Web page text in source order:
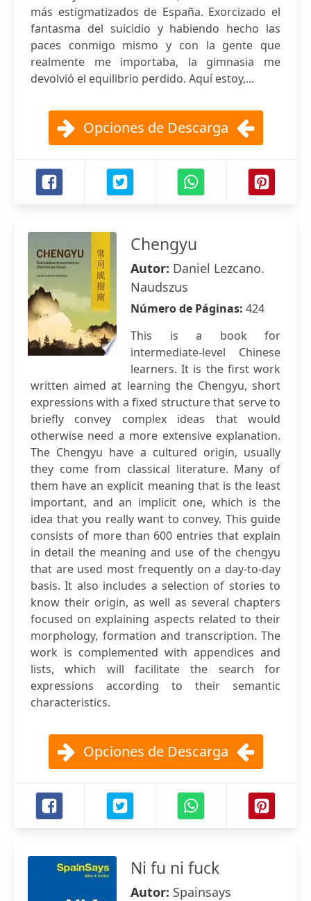
más estigmatizados de España. Exorcizado el
fantasma del suicidio y habiendo hecho las
paces conmigo mismo y con la gente que
realmente me importaba, la gimnasia me
devolvió el equilibrio perdido. Aquí estoy,...
Opciones de Descarga
Chengyu
Autor: Daniel Lezcano.
Naudszus
Número de Páginas: 424
This is a book for
intermediate-level Chinese
learners. It is the first work
written aimed at learning the Chengyu, short
expressions with a fixed structure that serve to
briefly convey complex ideas that would
otherwise need a more extensive explanation.
The Chengyu have a cultured origin, usually
they come from classical literature. Many of
them have an explicit meaning that is the least
important, and an implicit one, which is the
idea that you really want to convey. This guide
consists of more than 600 entries that explain
in detail the meaning and use of the chengyu
that are used most frequently on a day-to-day
basis. It also includes a selection of stories to
know their origin, as well as several chapters
focused on explaining aspects related to their
morphology, formation and transcription. The
work is complemented with appendices and
lists, which will facilitate the search for
expressions according to their semantic
characteristics.
Opciones de Descarga
Ni fu ni fuck
Autor: Spainsays